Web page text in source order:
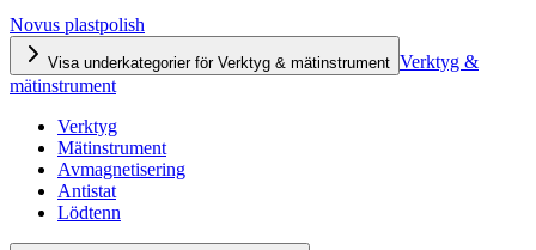
Novus plastpolish
Visa underkategorier för Verktyg & mätinstrument Verktyg &
mätinstrument
Verktyg
Mätinstrument
Avmagnetisering
Antistat
Lödtenn